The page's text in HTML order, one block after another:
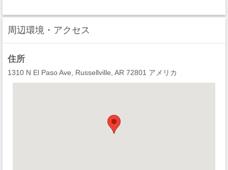
周辺環境・アクセス
住所
1310 N El Paso Ave, Russellville, AR 72801 アメリカ